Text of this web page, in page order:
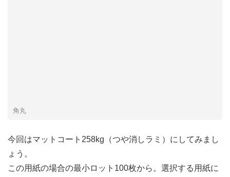
角丸
今回はマットコート258kg（つや消しラミ）にしてみまし
ょう。
この用紙の場合の最小ロット100枚から。選択する用紙に